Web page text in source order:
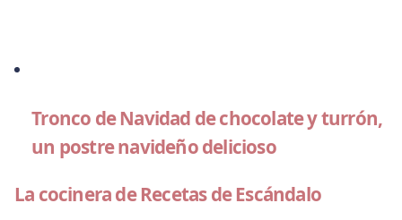
Tronco de Navidad de chocolate y turrón,
un postre navideño delicioso
La cocinera de Recetas de Escándalo